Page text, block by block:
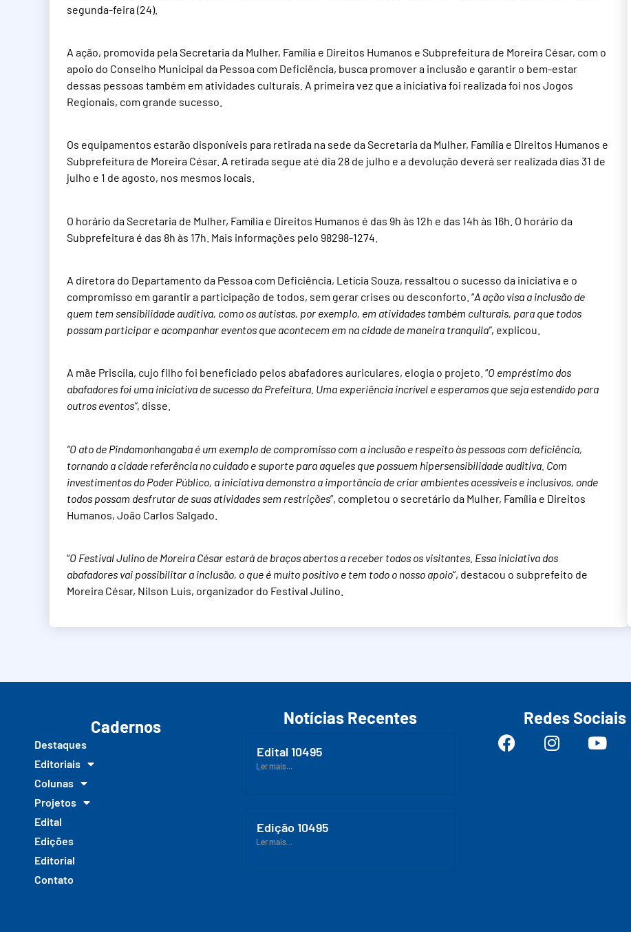
segunda-feira (24).
A ação, promovida pela Secretaria da Mulher, Família e Direitos Humanos e Subprefeitura de Moreira César, com o
apoio do Conselho Municipal da Pessoa com Deficiência, busca promover a inclusão e garantir o bem-estar
dessas pessoas também em atividades culturais. A primeira vez que a iniciativa foi realizada foi nos Jogos
Regionais, com grande sucesso.
Os equipamentos estarão disponíveis para retirada na sede da Secretaria da Mulher, Família e Direitos Humanos e
Subprefeitura de Moreira César. A retirada segue até dia 28 de julho e a devolução deverá ser realizada dias 31 de
julho e 1 de agosto, nos mesmos locais.
O horário da Secretaria de Mulher, Família e Direitos Humanos é das 9h às 12h e das 14h às 16h. O horário da
Subprefeitura é das 8h às 17h. Mais informações pelo 98298-1274.
A diretora do Departamento da Pessoa com Deficiência, Letícia Souza, ressaltou o sucesso da iniciativa e o
compromisso em garantir a participação de todos, sem gerar crises ou desconforto. “A ação visa a inclusão de
quem tem sensibilidade auditiva, como os autistas, por exemplo, em atividades também culturais, para que todos
possam participar e acompanhar eventos que acontecem em na cidade de maneira tranquila”, explicou.
A mãe Priscila, cujo filho foi beneficiado pelos abafadores auriculares, elogia o projeto. “O empréstimo dos
abafadores foi uma iniciativa de sucesso da Prefeitura. Uma experiência incrível e esperamos que seja estendido para
outros eventos”, disse.
“O ato de Pindamonhangaba é um exemplo de compromisso com a inclusão e respeito às pessoas com deficiência,
tornando a cidade referência no cuidado e suporte para aqueles que possuem hipersensibilidade auditiva. Com
investimentos do Poder Público, a iniciativa demonstra a importância de criar ambientes acessíveis e inclusivos, onde
todos possam desfrutar de suas atividades sem restrições”, completou o secretário da Mulher, Família e Direitos
Humanos, João Carlos Salgado.
“O Festival Julino de Moreira César estará de braços abertos a receber todos os visitantes. Essa iniciativa dos
abafadores vai possibilitar a inclusão, o que é muito positivo e tem todo o nosso apoio”, destacou o subprefeito de
Moreira César, Nilson Luis, organizador do Festival Julino.
Cadernos
Destaques
Editoriais
Colunas
Projetos
Edital
Edições
Editorial
Contato
Notícias Recentes
Edital 10495
Ler mais...
Edição 10495
Ler mais...
Redes Sociais